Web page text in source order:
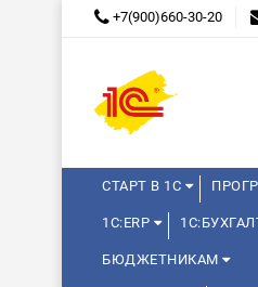
+7(900)660-30-20
СТАРТ В 1С
1С:ERP
БЮДЖЕТНИКАМ